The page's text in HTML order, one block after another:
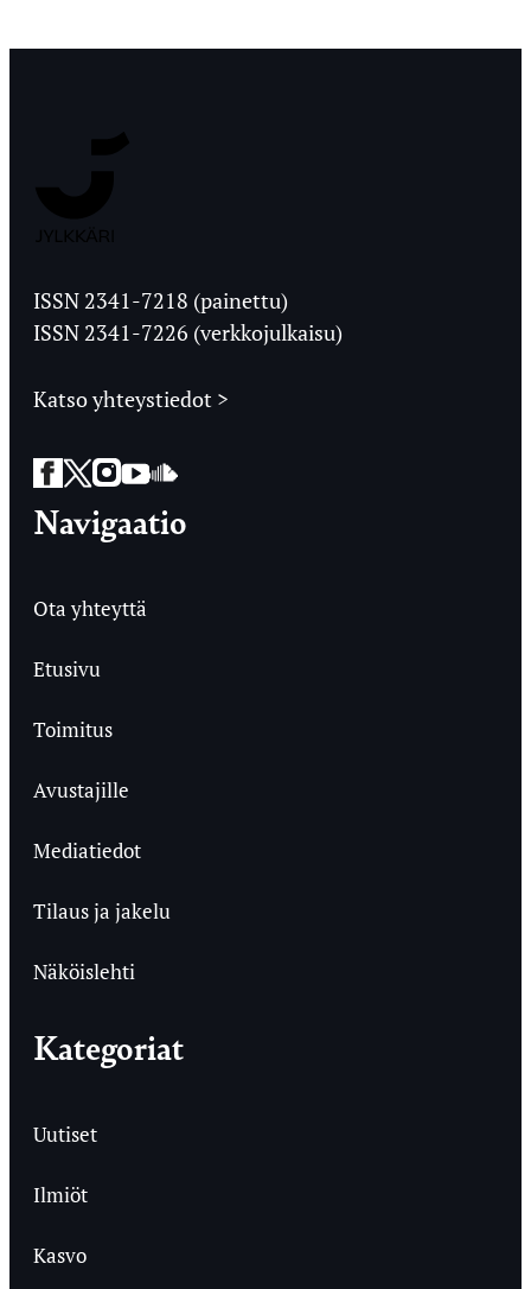
Ylioppilaslehti
ISSN 2341-7218 (painettu)
ISSN 2341-7226 (verkkojulkaisu)
Katso yhteystiedot >
Facebook
Twitter
Instagram
YouTube
SoundCloud
Navigaatio
Ota yhteyttä
Etusivu
Toimitus
Avustajille
Mediatiedot
Tilaus ja jakelu
Näköislehti
Kategoriat
Uutiset
Ilmiöt
Kasvo